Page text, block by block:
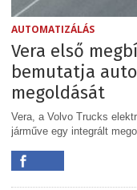
AUTOMATIZÁLÁS
Vera első
bemutatja
megoldását
Vera, a Volvo Trucks
járműve egy integrált